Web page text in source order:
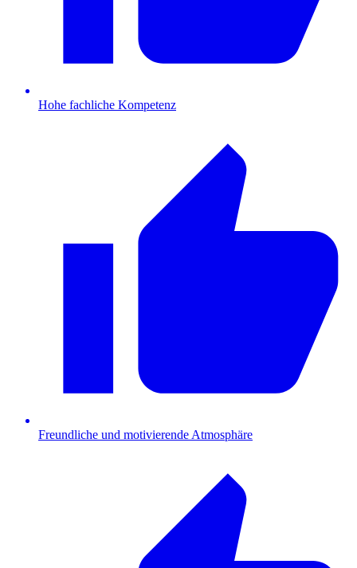
Hohe fachliche Kompetenz
Freundliche und motivierende Atmosphäre